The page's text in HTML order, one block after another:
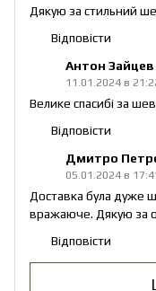
Дякую за стильний
Відповісти
Антон Зайцев
11.01.2024 в
Велике спасибі за
Відповісти
Дмитро
05.01.2024 в
Доставка була дуже
вражаюче. Дякую за
Відповісти